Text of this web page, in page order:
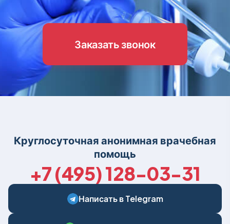
Заказать звонок
Круглосуточная анонимная врачебная
помощь
+7 (495) 128-03-31
Написать в Telegram